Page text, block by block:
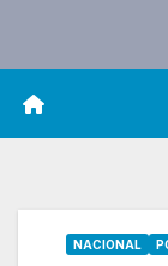
NACIONAL